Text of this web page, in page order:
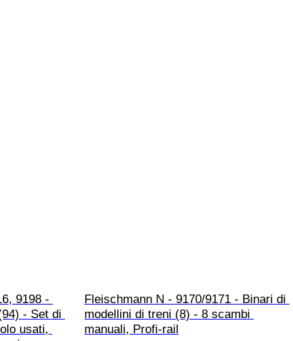
9198 -
- Set di
usati,
Fleischmann N - 9170/9171 - Binari di
modellini di treni (8) - 8 scambi
manuali, Profi-rail